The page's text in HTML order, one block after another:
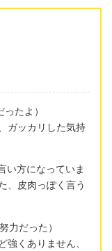
たよ）
ガッカリした気持
い方になっていま
、皮肉っぽく言う
だった）
くありません、